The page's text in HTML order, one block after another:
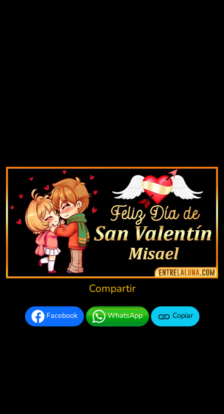
Compartir
Facebook WhatsApp Copiar